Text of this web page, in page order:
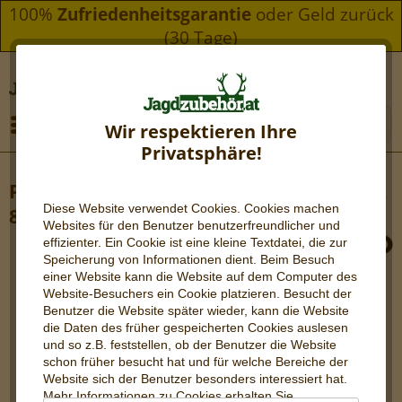
100% Zufriedenheitsgarantie oder Geld zurück
(30 Tage)
Wir respektieren Ihre
Privatsphäre!
Diese Website verwendet Cookies. Cookies machen
Websites für den Benutzer benutzerfreundlicher und
effizienter. Ein Cookie ist eine kleine Textdatei, die zur
Speicherung von Informationen dient. Beim Besuch
einer Website kann die Website auf dem Computer des
Website-Besuchers ein Cookie platzieren. Besucht der
Benutzer die Website später wieder, kann die Website
die Daten des früher gespeicherten Cookies auslesen
und so z.B. feststellen, ob der Benutzer die Website
schon früher besucht hat und für welche Bereiche der
Website sich der Benutzer besonders interessiert hat.
Mehr Informationen zu Cookies erhalten Sie
PARD NV-S470CL 4K Nachtsichtgerät – IR
850 nm (LRF)